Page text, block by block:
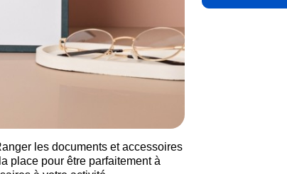
les documents et accessoires
place pour être parfaitement à